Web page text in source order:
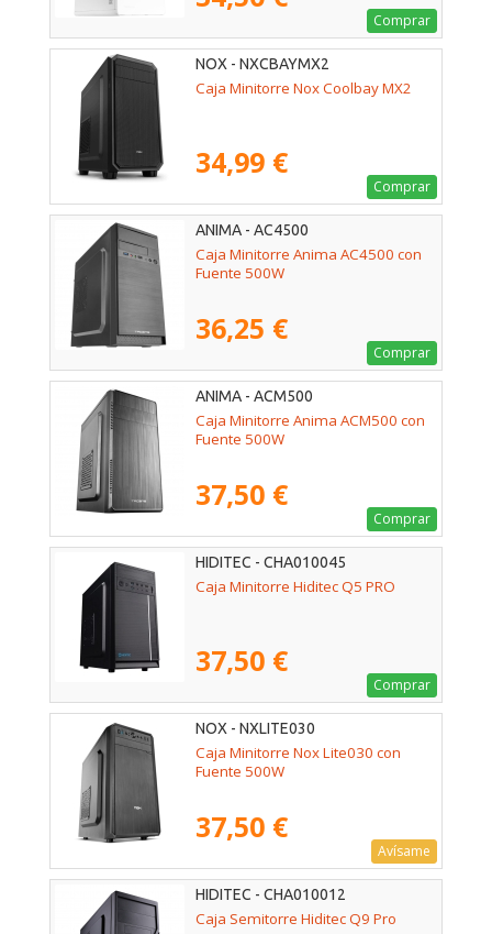
Comprar
NOX - NXCBAYMX2
Caja Minitorre Nox Coolbay MX2
34,99 €
Comprar
ANIMA - AC4500
Caja Minitorre Anima AC4500 con
Fuente 500W
36,25 €
Comprar
ANIMA - ACM500
Caja Minitorre Anima ACM500 con
Fuente 500W
37,50 €
Comprar
HIDITEC - CHA010045
Caja Minitorre Hiditec Q5 PRO
37,50 €
Comprar
NOX - NXLITE030
Caja Minitorre Nox Lite030 con
Fuente 500W
37,50 €
Avísame
HIDITEC - CHA010012
Caja Semitorre Hiditec Q9 Pro